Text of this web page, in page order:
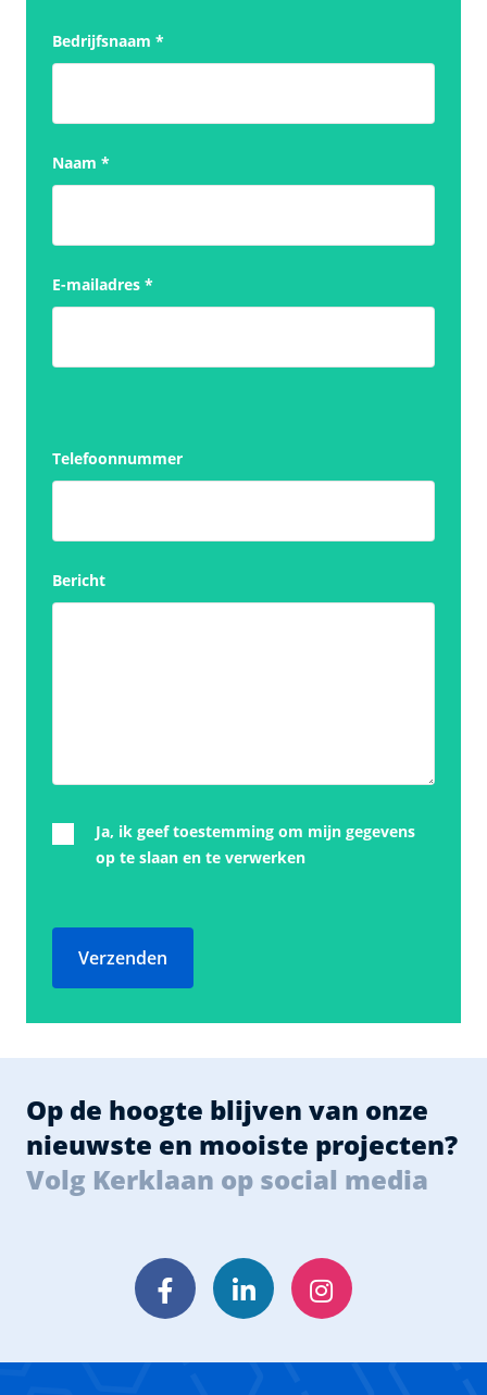
Bedrijfsnaam *
Naam *
E-mailadres *
Telefoonnummer
Bericht
Ja, ik geef toestemming om mijn gegevens
op te slaan en te verwerken
Verzenden
Op de hoogte blijven van onze
nieuwste en mooiste projecten?
Volg Kerklaan op social media
FacebookLinkedInInstagram